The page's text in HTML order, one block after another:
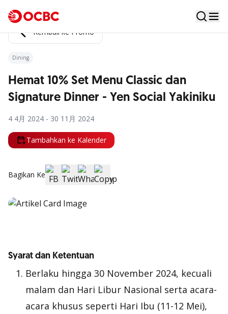
Kembali ke Promo
Dining
Hemat 10% Set Menu Classic dan
Signature Dinner - Yen Social Yakiniku
4 4月 2024 - 30 11月 2024
Tambahkan ke Kalender
Bagikan Ke
Syarat dan Ketentuan
Berlaku hingga 30 November 2024, kecuali
malam dan Hari Libur Nasional serta acara-
acara khusus seperti Hari Ibu (11-12 Mei),